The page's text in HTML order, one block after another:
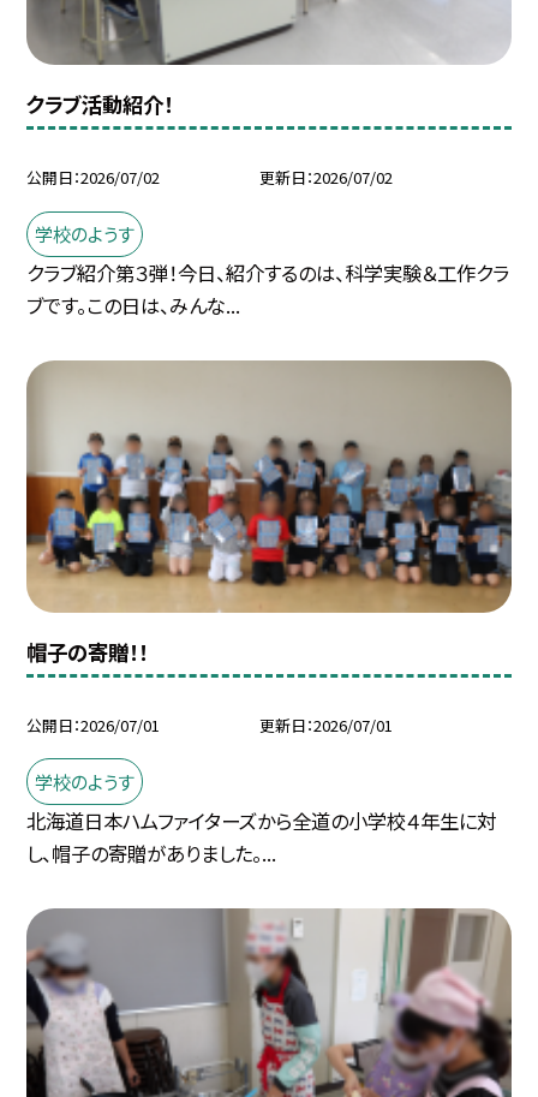
クラブ活動紹介！
公開日 2026/07/02 更新日 2026/07/02
学校のようす
クラブ紹介第３弾！今日、紹介するのは、科学実験＆工作クラ
ブです。この日は、みんな...
帽子の寄贈！！
公開日 2026/07/01 更新日 2026/07/01
学校のようす
北海道日本ハムファイターズから全道の小学校４年生に対
し、帽子の寄贈がありました。...